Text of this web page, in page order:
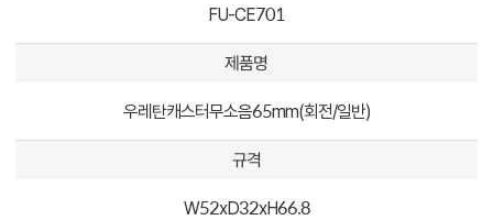
FU-CE701
제품명
우레탄캐스터무소음65mm(회전/일반)
규격
W52xD32xH66.8